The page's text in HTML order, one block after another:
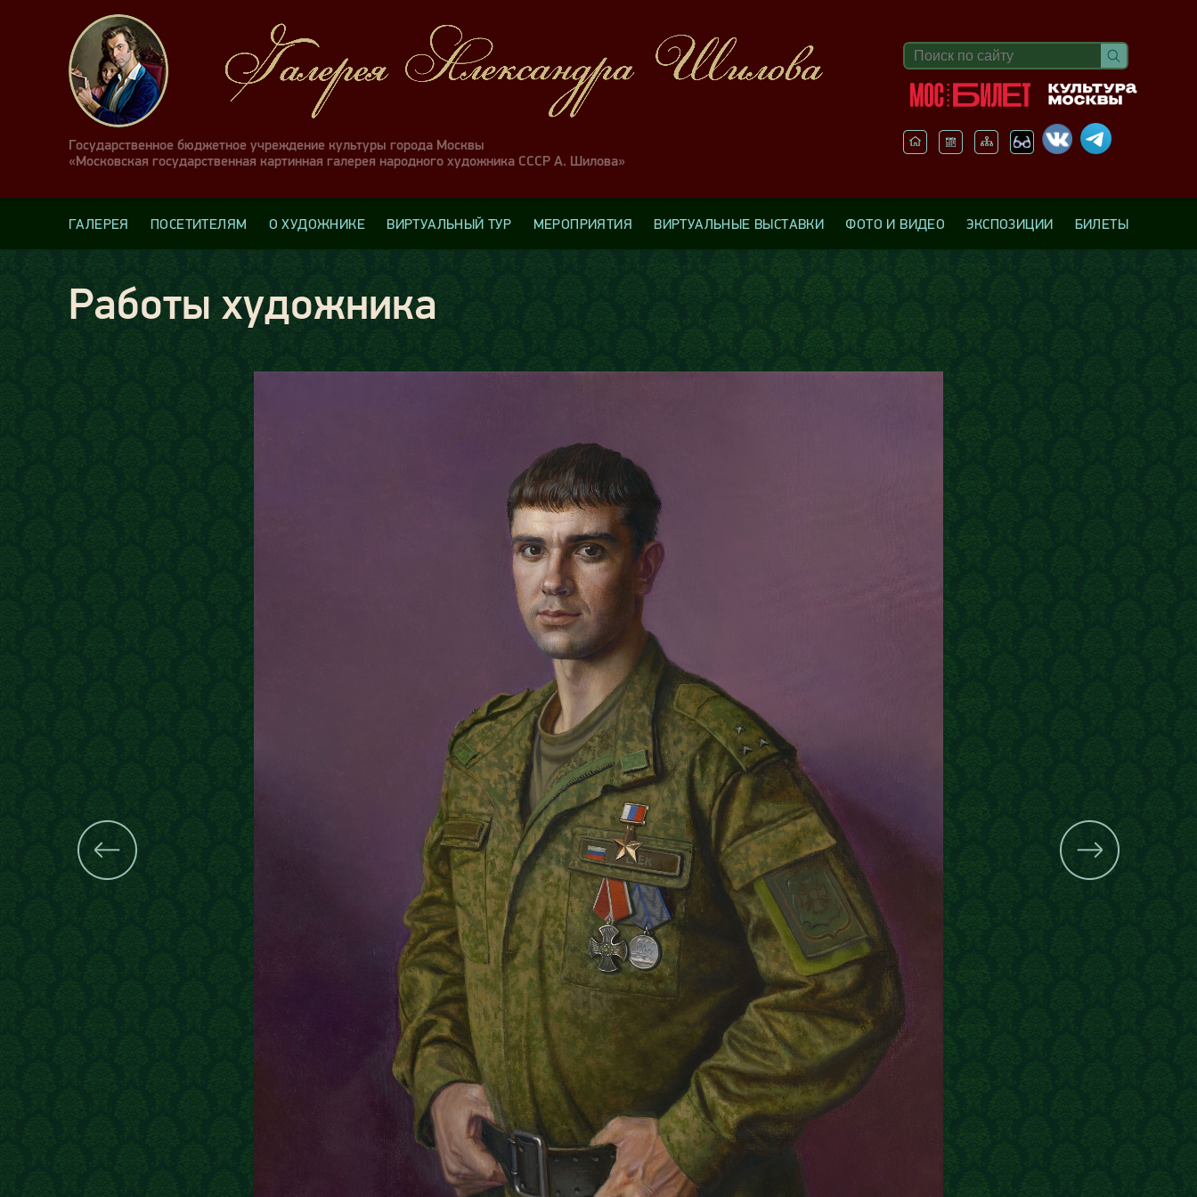
Государственное бюджетное учреждение культуры города Москвы
«Московская государственная картинная галерея народного художника СССР А. Шилова»
ГАЛЕРЕЯ ПОСЕТИТЕЛЯМ О ХУДОЖНИКЕ ВИРТУАЛЬНЫЙ ТУР МЕРОПРИЯТИЯ ВИРТУАЛЬНЫЕ ВЫСТАВКИ ФОТО И ВИДЕО ЭКСПОЗИЦИИ БИЛЕТЫ
Работы художника